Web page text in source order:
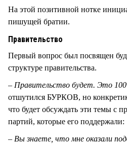
На этой позитивной нотке
пишущей братии.
Правительство
Первый вопрос был посвящен
структуре правительства.
– Правительство будет. Это
отшутился БУРКОВ, но
что будет обсуждать эти темы с
партий, которые его поддержали:
– Вы знаете, что мне оказали